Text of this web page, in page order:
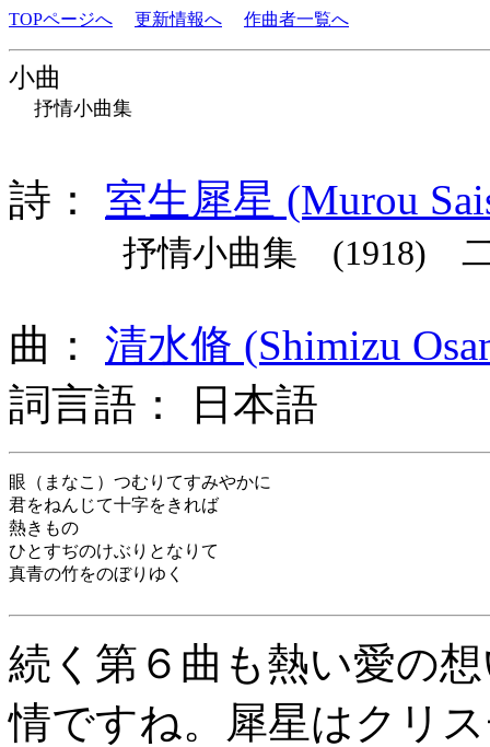
TOPページへ 更新情報へ 作曲者一覧へ
小曲
抒情小曲集
詩： 室生犀星 (Murou
抒情小曲集 (1918)
曲： 清水脩 (Shimizu
詞言語： 日本語
眼（まなこ）つむりてすみやかに
君をねんじて十字をきれば
熱きもの
ひとすぢのけぶりとなりて
真青の竹をのぼりゆく
続く第６曲も熱い愛の
情ですね。犀星はクリ